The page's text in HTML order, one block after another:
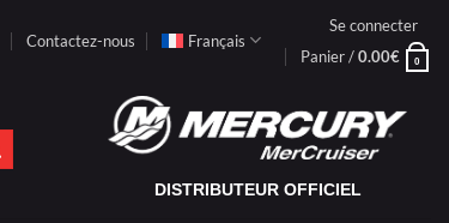
Contactez-nous Français
Se connecter
Panier /0.00€ 0
DISTRIBUTEUR OFFICIEL